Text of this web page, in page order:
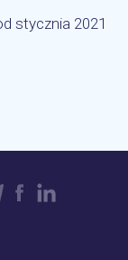
stycznia 2021